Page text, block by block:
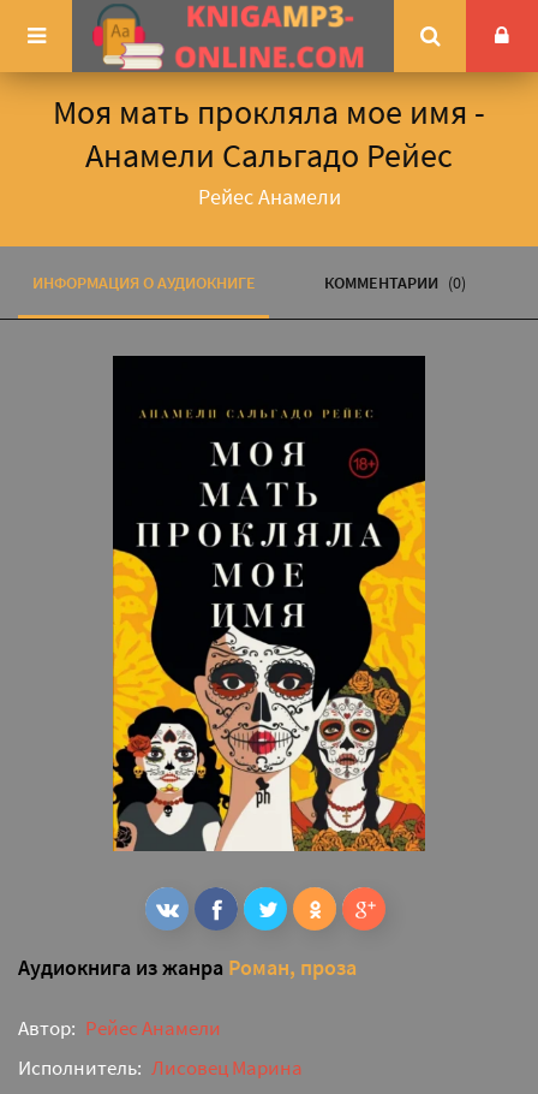
Моя мать прокляла мое имя -
Анамели Сальгадо Рейес
Рейес Анамели
ИНФОРМАЦИЯ О АУДИОКНИГЕ КОММЕНТАРИИ (0)
Аудиокнига из жанра Роман, проза
Автор: Рейес Анамели
Исполнитель: Лисовец Марина